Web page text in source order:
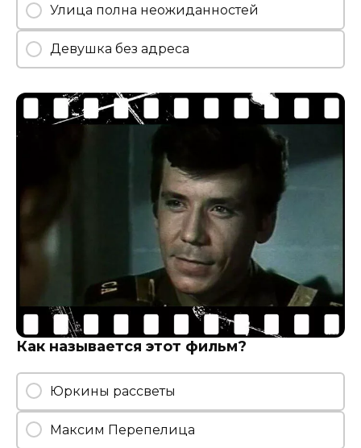
Улица полна неожиданностей
Девушка без адреса
Как называется этот фильм?
Юркины рассветы
Максим Перепелица